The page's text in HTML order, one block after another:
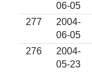
06-05
277
2004-
06-05
276
2004-
05-23